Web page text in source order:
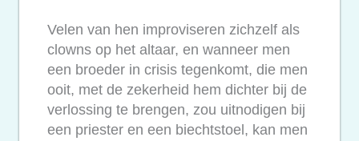
Velen van hen improviseren zichzelf als
clowns op het altaar, en wanneer men
een broeder in crisis tegenkomt, die men
ooit, met de zekerheid hem dichter bij de
verlossing te brengen, zou uitnodigen bij
een priester en een biechtstoel, kan men